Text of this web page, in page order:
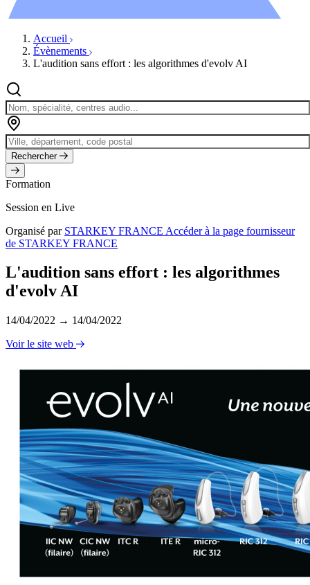
Accueil
Évènements
L'audition sans effort : les algorithmes d'evolv AI
Rechercher
Formation
Session en Live
Organisé par STARKEY FRANCE Accéder à la page fournisseur
de STARKEY FRANCE
L'audition sans effort : les algorithmes
d'evolv AI
14/04/2022 → 14/04/2022
Voir le site web